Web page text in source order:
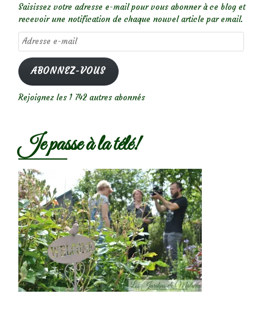
Saisissez votre adresse e-mail pour vous abonner à ce blog et
recevoir une notification de chaque nouvel article par email.
Adresse
e-
mail
ABONNEZ-VOUS
Rejoignez les 1 742 autres abonnés
Je passe à la télé!